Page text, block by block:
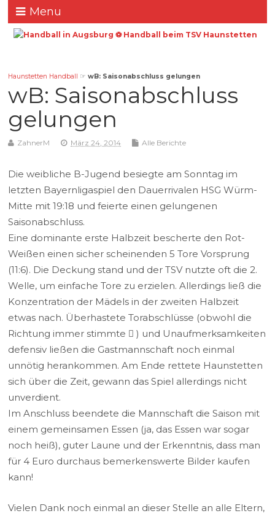
Menu
Haunstetten Handball ☞wB: Saisonabschluss gelungen
wB: Saisonabschluss
gelungen
ZahnerM März 24, 2014 Alle Berichte
Die weibliche B-Jugend besiegte am Sonntag im
letzten Bayernligaspiel den Dauerrivalen HSG Würm-
Mitte mit 19:18 und feierte einen gelungenen
Saisonabschluss.
Eine dominante erste Halbzeit bescherte den Rot-
Weißen einen sicher scheinenden 5 Tore Vorsprung
(11:6). Die Deckung stand und der TSV nutzte oft die 2.
Welle, um einfache Tore zu erzielen. Allerdings ließ die
Konzentration der Mädels in der zweiten Halbzeit
etwas nach. Überhastete Torabschlüsse (obwohl die
Richtung immer stimmte  ) und Unaufmerksamkeiten
defensiv ließen die Gastmannschaft noch einmal
unnötig herankommen. Am Ende rettete Haunstetten
sich über die Zeit, gewann das Spiel allerdings nicht
unverdient.
Im Anschluss beendete die Mannschaft die Saison mit
einem gemeinsamen Essen (ja, das Essen war sogar
noch heiß), guter Laune und der Erkenntnis, dass man
für 4 Euro durchaus bemerkenswerte Bilder kaufen
kann!
Vielen Dank noch einmal an dieser Stelle an alle Eltern,